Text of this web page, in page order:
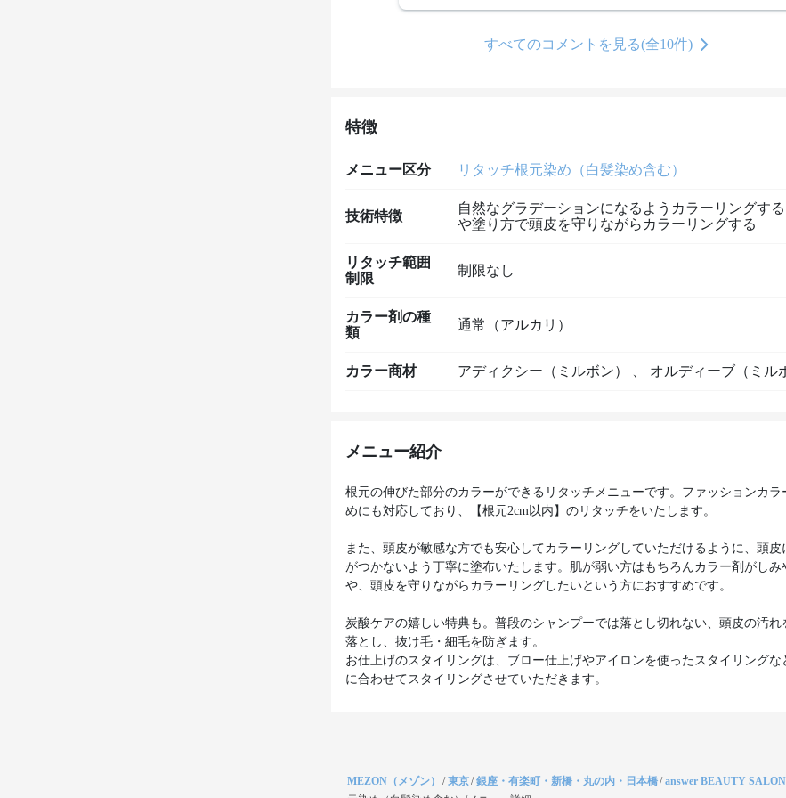
すべてのコメントを見る(全10件)
特徴
メニュー区分 リタッチ根元染め（白髪染め含む）
技術特徴
自然なグラデーションになるようカラーリングする
や塗り方で頭皮を守りながらカラーリングする
リタッチ範囲
制限
制限なし
カラー剤の種
類
通常（アルカリ）
カラー商材 アディクシー（ミルボン） オルディーブ（ミル
メニュー紹介
根元の伸びた部分のカラーができるリタッチメニューです。ファッションカラ
めにも対応しており、【根元2cm以内】のリタッチをいたします。
また、頭皮が敏感な方でも安心してカラーリングしていただけるように、頭皮
がつかないよう丁寧に塗布いたします。肌が弱い方はもちろんカラー剤がしみ
や、頭皮を守りながらカラーリングしたいという方におすすめです。
炭酸ケアの嬉しい特典も。普段のシャンプーでは落とし切れない、頭皮の汚れ
落とし、抜け毛・細毛を防ぎます。
お仕上げのスタイリングは、ブロー仕上げやアイロンを使ったスタイリングな
に合わせてスタイリングさせていただきます。
MEZON（メゾン） /東京/銀座・有楽町・新橋・丸の内・日本橋/answer BEAUTY SALON